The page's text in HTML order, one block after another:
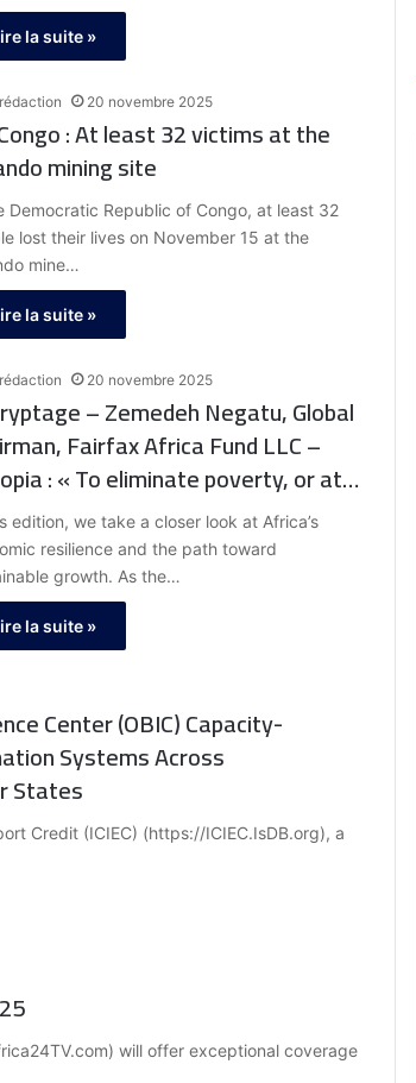
la suite »
20 novembre 2025
: At least 32 victims at the
mining site
Democratic Republic of Congo, at least 32
lost their lives on November 15 at the
mine…
la suite »
20 novembre 2025
– Zemedeh Negatu, Global
Fairfax Africa Fund LLC –
: « To eliminate poverty, or at
significantly reduce it, a country
achieve an average growth rate
7 to 7.5% per year.”
edition, we take a closer look at Africa’s
resilience and the path toward
growth. As the…
la suite »
Center (OBIC) Capacity-
Systems Across
States
Credit (ICIEC) (https://ICIEC.IsDB.org), a
will offer exceptional coverage